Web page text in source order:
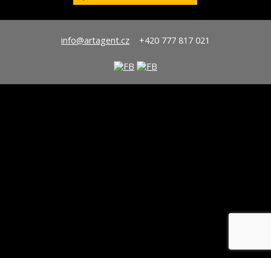
info@artagent.cz+420 777 817 021